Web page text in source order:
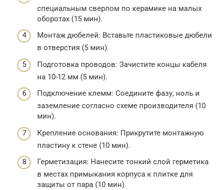
специальным сверлом по керамике на малых
оборотах (15 мин).
Монтаж дюбелей: Вставьте пластиковые дюбели
в отверстия (5 мин).
Подготовка проводов: Зачистите концы кабеля
на 10-12 мм (5 мин).
Подключение клемм: Соедините фазу, ноль и
заземление согласно схеме производителя (10
мин).
Крепление основания: Прикрутите монтажную
пластину к стене (10 мин).
Герметизация: Нанесите тонкий слой герметика
в местах примыкания корпуса к плитке для
защиты от пара (10 мин).